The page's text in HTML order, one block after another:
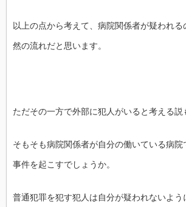
以上の点から考えて、病院関係者が疑われる
然の流れだと思います。
ただその一方で外部に犯人がいると考える説
そもそも病院関係者が自分の働いている病
事件を起こすでしょうか。
普通犯罪を犯す犯人は自分が疑われないよう